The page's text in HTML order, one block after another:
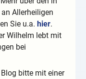
Allerheiligen
Sie u.a.hier.
Wilhelm lebt mit
bei
bitte mit einer